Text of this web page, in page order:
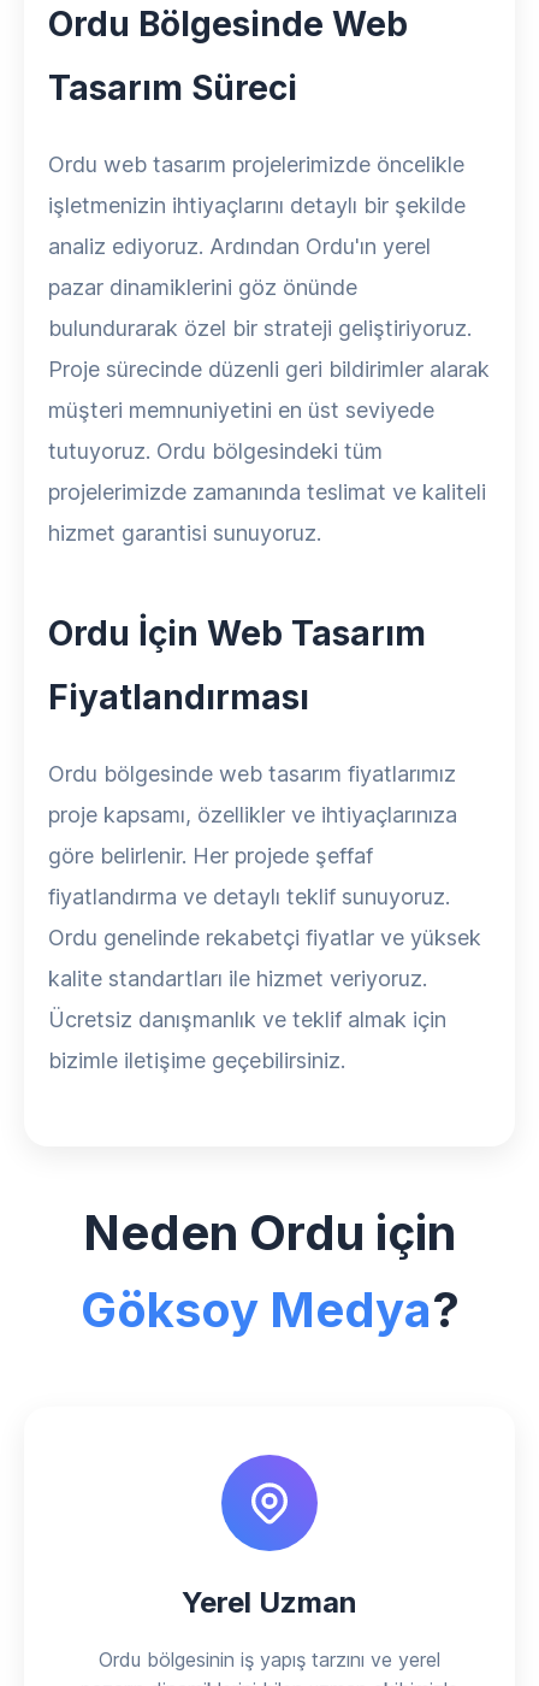
Ordu Bölgesinde Web
Tasarım Süreci
Ordu web tasarım projelerimizde öncelikle
işletmenizin ihtiyaçlarını detaylı bir şekilde
analiz ediyoruz. Ardından Ordu'ın yerel
pazar dinamiklerini göz önünde
bulundurarak özel bir strateji geliştiriyoruz.
Proje sürecinde düzenli geri bildirimler alarak
müşteri memnuniyetini en üst seviyede
tutuyoruz. Ordu bölgesindeki tüm
projelerimizde zamanında teslimat ve kaliteli
hizmet garantisi sunuyoruz.
Ordu İçin Web Tasarım
Fiyatlandırması
Ordu bölgesinde web tasarım fiyatlarımız
proje kapsamı, özellikler ve ihtiyaçlarınıza
göre belirlenir. Her projede şeffaf
fiyatlandırma ve detaylı teklif sunuyoruz.
Ordu genelinde rekabetçi fiyatlar ve yüksek
kalite standartları ile hizmet veriyoruz.
Ücretsiz danışmanlık ve teklif almak için
bizimle iletişime geçebilirsiniz.
Neden Ordu için
Göksoy Medya?
Yerel Uzman
Ordu bölgesinin iş yapış tarzını ve yerel